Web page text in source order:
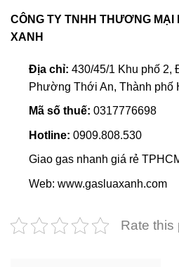
CÔNG TY TNHH THƯƠNG MẠI
XANH
Địa chỉ: 430/45/1 Khu phố 2,
Phường Thới An, Thành phố
Mã số thuế: 0317776698
Hotline: 0909.808.530
Giao gas nhanh giá rẻ
Web: www.gasluaxanh.com
Rate this